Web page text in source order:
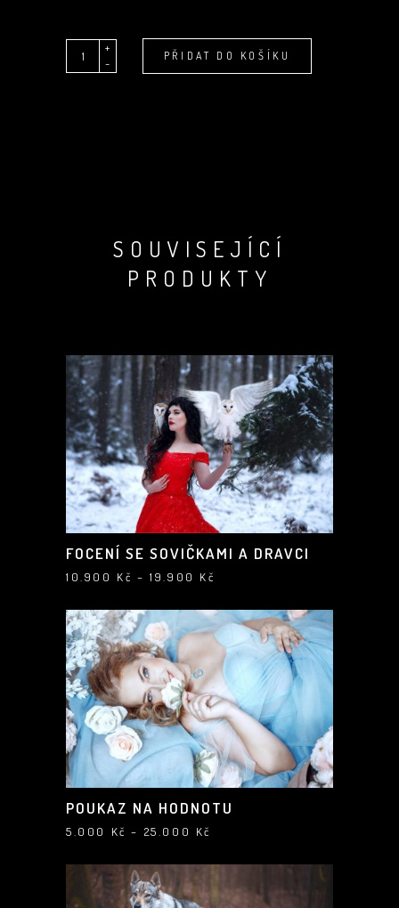
-
Quantity
+
PŘIDAT DO KOŠÍKU
SOUVISEJÍCÍ
PRODUKTY
FOCENÍ SE SOVIČKAMI A DRAVCI
10.900 Kč – 19.900 Kč
až
19.900 Kč
POUKAZ NA HODNOTU
5.000 Kč – 25.000 Kč
až